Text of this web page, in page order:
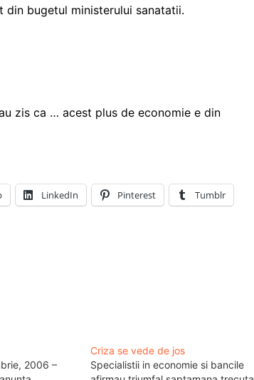
bugetul ministerului sanatatii.
zis ca … acest plus de economie e din
LinkedIn Pinterest Tumblr
2006 –
Criza se vede de jos
Specialistii in economie si bancile